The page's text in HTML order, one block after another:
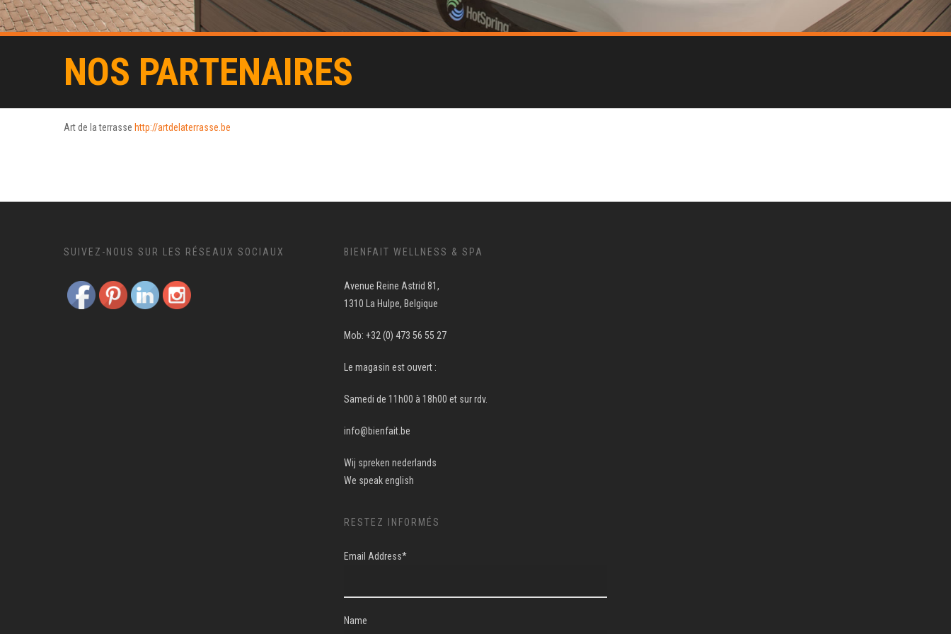
NOS PARTENAIRES
Art de la terrasse http://artdelaterrasse.be
SUIVEZ-NOUS SUR LES RÉSEAUX SOCIAUX BIENFAIT WELLNESS & SPA
Avenue Reine Astrid 81,
1310 La Hulpe, Belgique
Mob: +32 (0) 473 56 55 27
Le magasin est ouvert :
Samedi de 11h00 à 18h00 et sur rdv.
info@bienfait.be
Wij spreken nederlands
We speak english
RESTEZ INFORMÉS
Email Address*
Name